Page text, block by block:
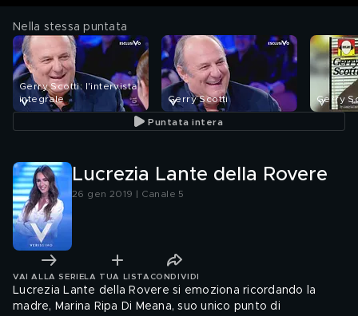
Nella stessa puntata
Gerry Scotti: l'intervista
integrale
Gerry Scotti Gerry
Puntata intera
Lucrezia Lante della Rovere
26 gen 2019 | Canale 5
VAI ALLA SERIE LA TUA LISTA CONDIVIDI
Lucrezia Lante della Rovere si emoziona ricordando la
madre, Marina Ripa Di Meana, suo unico punto di